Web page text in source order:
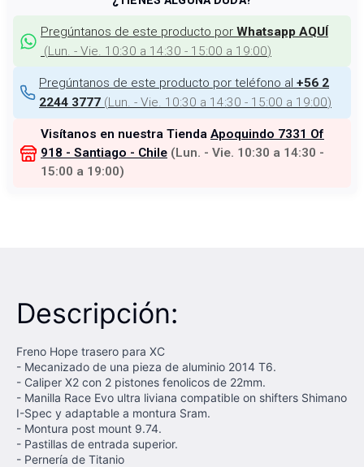
Pregúntanos de este producto por Whatsapp AQUÍ
(Lun. - Vie. 10:30 a 14:30 - 15:00 a 19:00)
Pregúntanos de este producto por teléfono al +56 2
2244 3777 (Lun. - Vie. 10:30 a 14:30 - 15:00 a 19:00)
Visítanos en nuestra Tienda Apoquindo 7331 Of
918 - Santiago - Chile (Lun. - Vie. 10:30 a 14:30 -
15:00 a 19:00)
Descripción:
Freno Hope trasero para XC
- Mecanizado de una pieza de aluminio 2014 T6.
- Caliper X2 con 2 pistones fenolicos de 22mm.
- Manilla Race Evo ultra liviana compatible on shifters Shimano
I-Spec y adaptable a montura Sram.
- Montura post mount 9.74.
- Pastillas de entrada superior.
- Pernería de Titanio